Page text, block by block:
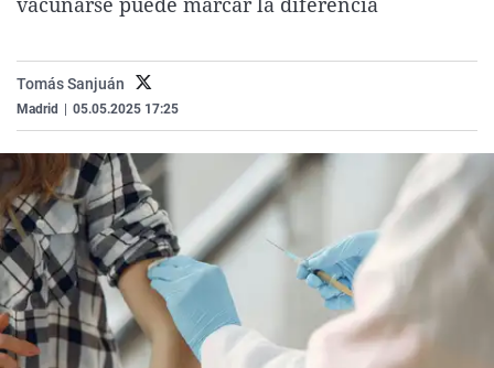
La rosa de los vientos
Gente viajera
Caso
Retornados
Operación Viuda
Extremadura
Galicia
Navarra
País Vasco
Virales
Televisión
Tomás Sanjuán
Madrid 05.05.2025 17:25